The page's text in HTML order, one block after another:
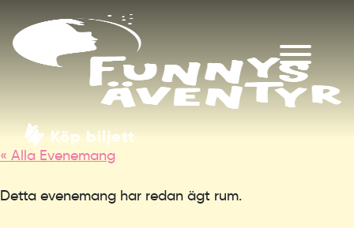
Köp biljett
« Alla Evenemang
Detta evenemang har redan ägt rum.